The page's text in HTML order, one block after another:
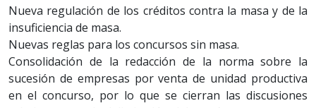
Nueva regulación de los créditos contra la masa y de la
insuficiencia de masa.
Nuevas reglas para los concursos sin masa.
Consolidación de la redacción de la norma sobre la
sucesión de empresas por venta de unidad productiva
en el concurso, por lo que se cierran las discusiones